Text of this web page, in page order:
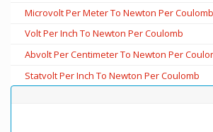
Microvolt Per Meter To Newton Per Coulomb
Volt Per Inch To Newton Per Coulomb
Abvolt Per Centimeter To Newton Per
Statvolt Per Inch To Newton Per Coulomb